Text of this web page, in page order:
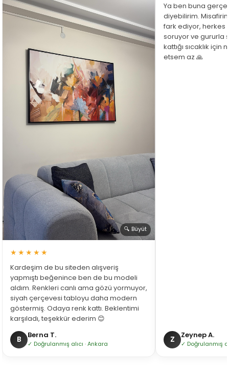
🔍 Büyüt
★★★★★
Kardeşim de bu siteden alışveriş
yapmıştı beğenince ben de bu modeli
aldım. Renkleri canlı ama gözü yormuyor,
siyah çerçevesi tabloyu daha modern
göstermiş. Odaya renk kattı. Beklentimi
karşıladı, teşekkür ederim 😊
B Berna T.
✓ Doğrulanmış alıcı · Ankara
Ya ben buna
diyebilirim.
fark ediyor, herkes
soruyor ve gururla
kattığı sıcaklık
etsem az 🙏
Z Zeynep A.
✓ Doğrulanmış